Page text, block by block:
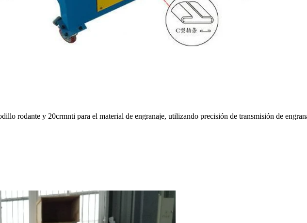
rodante y 20crmnti para el material de engranaje, utilizando precisión de transmisión de